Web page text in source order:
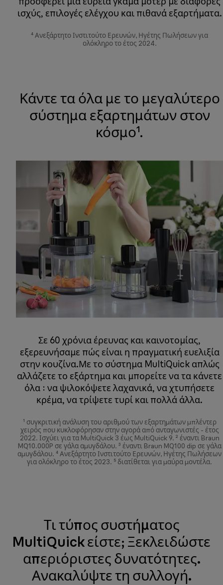
ισχύς, επιλογές ελέγχου και πιθανά εξαρτήματα.
⁴ Ανεξάρτητο Ινστιτούτο Ερευνών, Ηγέτης Πωλήσεων για
ολόκληρο το έτος 2024.
Κάντε τα όλα με το μεγαλύτερο
σύστημα εξαρτημάτων στον
κόσμο¹.
Σε 60 χρόνια έρευνας και καινοτομίας,
εξερευνήσαμε πώς είναι η πραγματική ευελιξία
στην κουζίνα.Με το σύστημα MultiQuick απλώς
αλλάζετε το εξάρτημα και μπορείτε να τα κάνετε
όλα : να ψιλοκόψετε λαχανικά, να χτυπήσετε
κρέμα, να τρίψετε τυρί και πολλά άλλα.
¹ συγκριτική ανάλυση του αριθμού των εξαρτημάτων μπλέντερ
χειρός που κυκλοφόρησαν στην αγορά από ανταγωνιστές - έτος
2022. Ισχύει για τα MultiQuick 3 έως MultiQuick 9. ² έναντι Braun
MQ10.000P σε γάλα αμυγδάλου. ³ έναντι Braun MQ100 dip σε γάλα
αμυγδάλου. ⁴ Ανεξάρτητο Ινστιτούτο Ερευνών, Ηγέτης Πωλήσεων
για ολόκληρο το έτος 2023. ⁵ διατίθεται για μαύρα μοντέλα.
Τι τύπος συστήματος
MultiQuick είστε; Ξεκλειδώστε
απεριόριστες δυνατότητες.
Ανακαλύψτε τη συλλογή.